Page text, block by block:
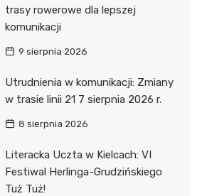
trasy rowerowe dla lepszej
komunikacji
9 sierpnia 2026
Utrudnienia w komunikacji: Zmiany
w trasie linii 21 7 sierpnia 2026 r.
8 sierpnia 2026
Literacka Uczta w Kielcach: VI
Festiwal Herlinga-Grudzińskiego
Tuż Tuż!